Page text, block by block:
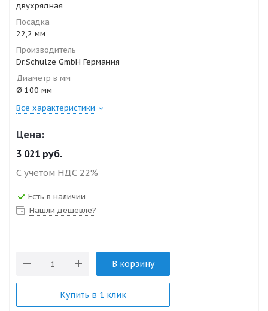
двухрядная
Посадка
22,2 мм
Производитель
Dr.Schulze GmbH Германия
Диаметр в мм
Ø 100 мм
Все характеристики
Цена:
3 021 руб.
С учетом НДС 22%
Есть в наличии
Нашли дешевле?
В корзину
Купить в 1 клик